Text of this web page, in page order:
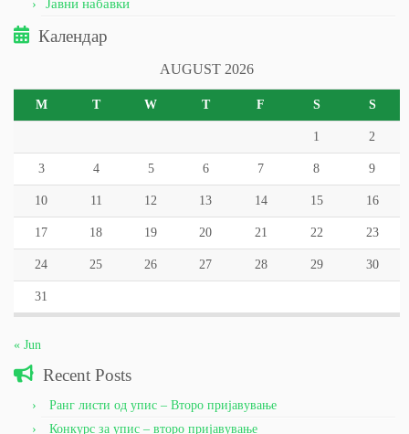
Јавни набавки
Календар
AUGUST 2026
M T W T F S S
1 2
3 4 5 6 7 8 9
10 11 12 13 14 15 16
17 18 19 20 21 22 23
24 25 26 27 28 29 30
31
« Jun
Recent Posts
Ранг листи од упис – Второ пријавување
Конкурс за упис – второ пријавување